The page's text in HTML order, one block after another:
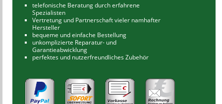
telefonische Beratung durch erfahrene
Spezialisten
Vertretung und Partnerschaft vieler namhafter
Hersteller
bequeme und einfache Bestellung
unkomplizierte Reparatur- und
Garantieabwicklung
perfektes und nutzerfreundliches Zubehör